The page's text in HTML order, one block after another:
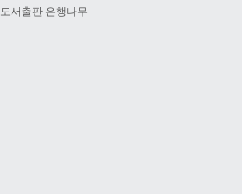
도서출판 은행나무